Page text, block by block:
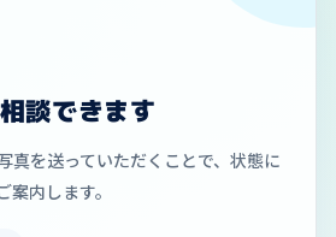
談できます
真を送っていただくことで、状態に
内します。